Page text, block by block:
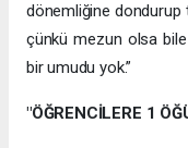
dönemliğine dondurup
çünkü mezun olsa
bir umudu yok.”
"ÖĞRENCİLERE 1